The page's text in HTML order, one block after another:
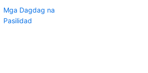
Mga Dagdag na
Pasilidad